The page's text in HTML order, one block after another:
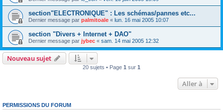
section"ELECTRONIQUE" : Les schémas/pannes etc...
Dernier message par palmitoale « lun. 16 mai 2005 10:07
section "Divers + Internet + DAO"
Dernier message par jybec « sam. 14 mai 2005 12:32
Nouveau sujet
20 sujets • Page 1 sur 1
Aller à
PERMISSIONS DU FORUM